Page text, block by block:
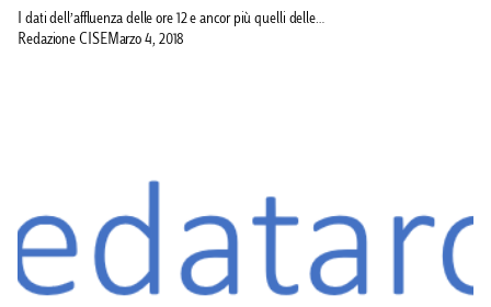
I dati dell’affluenza delle ore 12 e ancor più quelli delle…
Redazione CISEMarzo 4, 2018